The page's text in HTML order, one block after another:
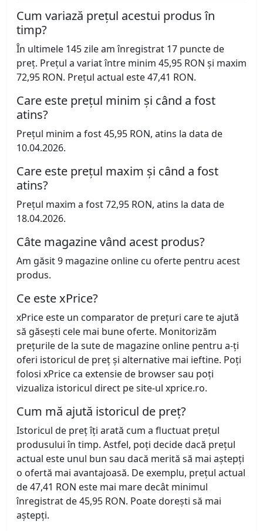
Cum variază prețul acestui produs în
timp?
În ultimele 145 zile am înregistrat 17 puncte de
preț. Prețul a variat între minim 45,95 RON și maxim
72,95 RON. Prețul actual este 47,41 RON.
Care este prețul minim și când a fost
atins?
Prețul minim a fost 45,95 RON, atins la data de
10.04.2026.
Care este prețul maxim și când a fost
atins?
Prețul maxim a fost 72,95 RON, atins la data de
18.04.2026.
Câte magazine vând acest produs?
Am găsit 9 magazine online cu oferte pentru acest
produs.
Ce este xPrice?
xPrice este un comparator de prețuri care te ajută
să găsești cele mai bune oferte. Monitorizăm
prețurile de la sute de magazine online pentru a-ți
oferi istoricul de preț și alternative mai ieftine. Poți
folosi xPrice ca extensie de browser sau poți
vizualiza istoricul direct pe site-ul xprice.ro.
Cum mă ajută istoricul de preț?
Istoricul de preț îți arată cum a fluctuat prețul
produsului în timp. Astfel, poți decide dacă prețul
actual este unul bun sau dacă merită să mai aștepți
o ofertă mai avantajoasă. De exemplu, prețul actual
de 47,41 RON este mai mare decât minimul
înregistrat de 45,95 RON. Poate dorești să mai
aștepți.